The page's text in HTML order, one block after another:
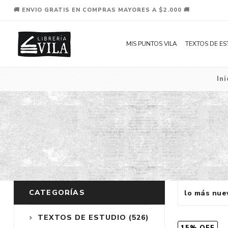
🚚 ENVIO GRATIS EN COMPRAS MAYORES A $2.000 🚚
MIS PUNTOS VILA TEXTOS DE
CATEGORÍAS
(526)
TEXTOS DE ESTUDIO